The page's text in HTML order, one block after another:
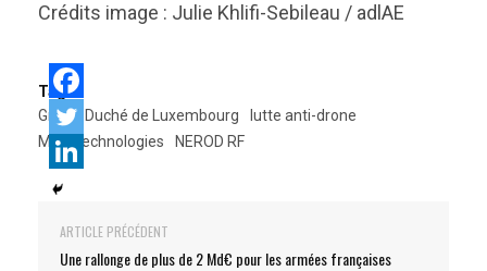
Crédits image : Julie Khlifi-Sebileau / adlAE
Tags:
Grand-Duché de Luxembourg
lutte anti-drone
MC2 Technologies
NEROD RF
ARTICLE PRÉCÉDENT
Une rallonge de plus de 2 Md€ pour les armées françaises